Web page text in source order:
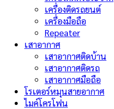
เครื่องติดรถยนต์
เครื่องมือถือ
Repeater
เสาอากาศ
เสาอากาศติดบ้าน
เสาอากาศติดรถ
เสาอากาศมือถือ
โรเตอร์หมุนสายอากาศ
ไมค์โครโฟน